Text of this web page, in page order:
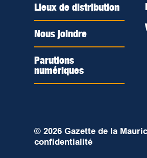
Lieux de distribution
Nous joindre
Parutions
numériques
© 2026 Gazette de la
confidentialité